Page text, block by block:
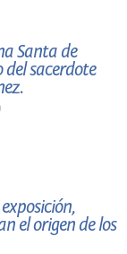
Santa de
sacerdote
el origen de los